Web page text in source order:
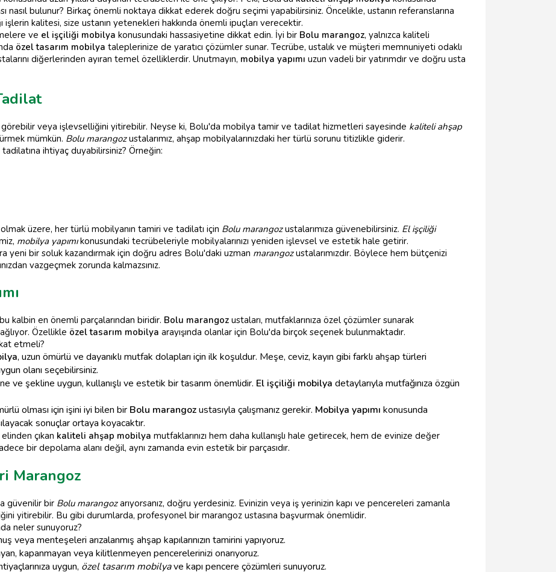
nasıl bulunur? Birkaç önemli noktaya dikkat ederek doğru seçimi yapabilirsiniz. Öncelikle, ustanın referanslarına
işlerin kalitesi, size ustanın yetenekleri hakkında önemli ipuçları verecektir.
ve el işçiliği mobilya konusundaki hassasiyetine dikkat edin. İyi bir Bolu marangoz, yalnızca kaliteli
özel tasarım mobilya taleplerinize de yaratıcı çözümler sunar. Tecrübe, ustalık ve müşteri memnuniyeti odaklı
diğerlerinden ayıran temel özelliklerdir. Unutmayın, mobilya yapımı uzun vadeli bir yatırımdır ve doğru usta
görebilir veya işlevselliğini yitirebilir. Neyse ki, Bolu'da mobilya tamir ve tadilat hizmetleri sayesinde kaliteli ahşap
mümkün. Bolu marangozustalarımız, ahşap mobilyalarınızdaki her türlü sorunu titizlikle giderir.
ihtiyaç duyabilirsiniz? Örneğin:
üzere, her türlü mobilyanın tamiri ve tadilatı için Bolu marangozustalarımıza güvenebilirsiniz. El işçiliği
mobilya yapımıkonusundaki tecrübeleriyle mobilyalarınızı yeniden işlevsel ve estetik hale getirir.
yeni bir soluk kazandırmak için doğru adres Bolu'daki uzman marangozustalarımızdır. Böylece hem bütçenizi
vazgeçmek zorunda kalmazsınız.
kalbin en önemli parçalarından biridir. Bolu marangoz ustaları, mutfaklarınıza özel çözümler sunarak
Özellikle özel tasarım mobilya arayışında olanlar için Bolu'da birçok seçenek bulunmaktadır.
etmeli?
, uzun ömürlü ve dayanıklı mutfak dolapları için ilk koşuldur. Meşe, ceviz, kayın gibi farklı ahşap türleri
olanı seçebilirsiniz.
ve şekline uygun, kullanışlı ve estetik bir tasarım önemlidir. El işçiliği mobilya detaylarıyla mutfağınıza özgün
olması için işini iyi bilen bir Bolu marangozustasıyla çalışmanız gerekir. Mobilya yapımı konusunda
sonuçlar ortaya koyacaktır.
elinden çıkan kaliteli ahşap mobilya mutfaklarınızı hem daha kullanışlı hale getirecek, hem de evinize değer
bir depolama alanı değil, aynı zamanda evin estetik bir parçasıdır.
Marangoz
güvenilir bir Bolu marangozarıyorsanız, doğru yerdesiniz. Evinizin veya iş yerinizin kapı ve pencereleri zamanla
yitirebilir. Bu gibi durumlarda, profesyonel bir marangoz ustasına başvurmak önemlidir.
neler sunuyoruz?
veya menteşeleri arızalanmış ahşap kapılarınızın tamirini yapıyoruz.
kapanmayan veya kilitlenmeyen pencerelerinizi onarıyoruz.
uygun, özel tasarım mobilyave kapı pencere çözümleri sunuyoruz.